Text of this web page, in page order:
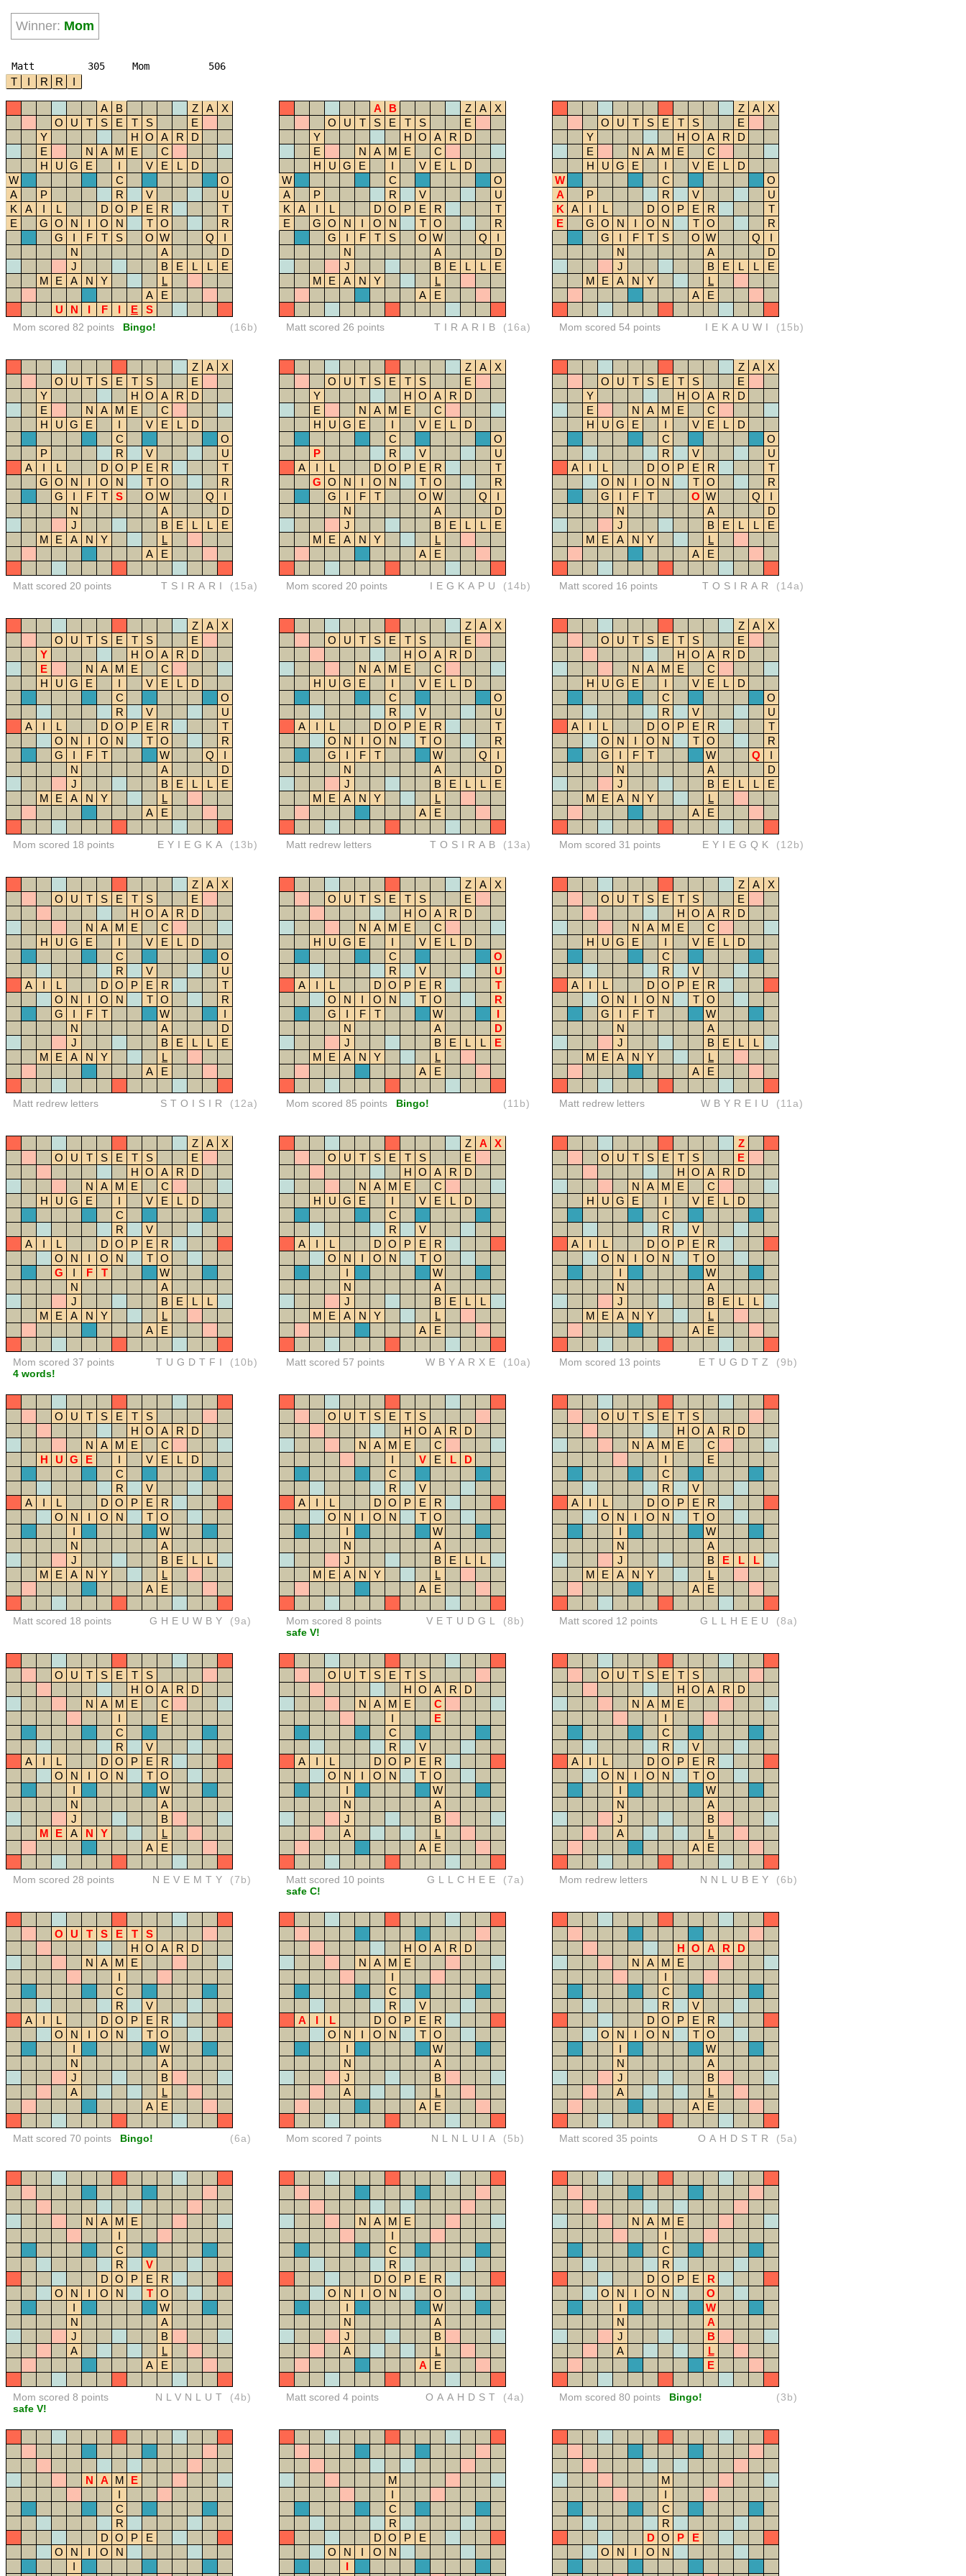
Winner: Mom
Matt 305
T I R R I
Mom 506
A B Z A
X
O
U T S E T S
E
Y
H O A R
D
E
N A M E
C
H
U G E I V E L
D
W
C
O
A
P R V
U
K
A I L D O P E R
T
E
G O N I O N T O
R
G
I F T S O W Q
I
N
A
D
J
B E L L
E
M
E A N Y
L
A
E
U
N I F I E S
Mom scored 82 points Bingo! (16b)
A B Z A
X
O
U T S E T S
E
Y
H O A R
D
E
N A M E
C
H
U G E I V E L
D
W
C
O
A
P R V
U
K
A I L D O P E R
T
E
G O N I O N T O
R
G
I F T S O W Q
I
N
A
D
J
B E L L
E
M
E A N Y
L
A
E
Matt scored 26 points TIRARIB (16a)
Z A
X
O
U T S E T S
E
Y
H O A R
D
E
N A M E
C
H
U G E I V E L
D
W
C
O
A
P R V
U
K
A I L D O P E R
T
E
G O N I O N T O
R
G
I F T S O W Q
I
N
A
D
J
B E L L
E
M
E A N Y
L
A
E
Mom scored 54 points IEKAUWI (15b)
Z A
X
O
U T S E T S
E
Y
H O A R
D
E
N A M E
C
H
U G E I V E L
D
C
O
P
R V
U
A
I L D O P E R
T
G O N I O N T O
R
G
I F T S O W Q
I
N
A
D
J
B E L L
E
M
E A N Y
L
A
E
Matt scored 20 points TSIRARI (15a)
Z A
X
O
U T S E T S
E
Y
H O A R
D
E
N A M E
C
H
U G E I V E L
D
C
O
P
R V
U
A
I L D O P E R
T
G O N I O N T O
R
G
I F T O W Q
I
N
A
D
J
B E L L
E
M
E A N Y
L
A
E
Mom scored 20 points IEGKAPU (14b)
Z A
X
O
U T S E T S
E
Y
H O A R
D
E
N A M E
C
H
U G E I V E L
D
C
O
R
V
U
A
I L D O P E R
T
O
N I O N T O
R
G
I F T O W Q
I
N
A
D
J
B E L L
E
M
E A N Y
L
A
E
Matt scored 16 points TOSIRAR (14a)
Z A
X
O
U T S E T S
E
Y
H O A R
D
E
N A M E
C
H
U G E I V E L
D
C
O
R
V
U
A
I L D O P E R
T
O
N I O N T O
R
G
I F T W Q
I
N
A
D
J
B E L L
E
M
E A N Y
L
A
E
Mom scored 18 points EYIEGKA (13b)
Z A
X
O
U T S E T S
E
H O A R
D
N
A M E
C
H
U G E I V E L
D
C
O
R
V
U
A
I L D O P E R
T
O
N I O N T O
R
G
I F T W Q
I
N
A
D
J
B E L L
E
M
E A N Y
L
A
E
Matt redrew letters TOSIRAB (13a)
Z A
X
O
U T S E T S
E
H O A R
D
N
A M E
C
H
U G E I V E L
D
C
O
R
V
U
A
I L D O P E R
T
O
N I O N T O
R
G
I F T W Q
I
N
A
D
J
B E L L
E
M
E A N Y
L
A
E
Mom scored 31 points EYIEGQK (12b)
Z A
X
O
U T S E T S
E
H O A R
D
N
A M E
C
H
U G E I V E L
D
C
O
R
V
U
A
I L D O P E R
T
O
N I O N T O
R
G
I F T W
I
N
A
D
J
B E L L
E
M
E A N Y
L
A
E
Matt redrew letters STOISIR (12a)
Z A
X
O
U T S E T S
E
H O A R
D
N
A M E
C
H
U G E I V E L
D
C
O
R
V
U
A
I L D O P E R
T
O
N I O N T O
R
G
I F T W
I
N
A
D
J
B E L L
E
M
E A N Y
L
A
E
Mom scored 85 points Bingo! (11b)
Z A
X
O
U T S E T S
E
H O A R
D
N
A M E
C
H
U G E I V E L
D
C
R
V
A
I L D O P E
R
O
N I O N T
O
G
I F T
W
N
A
J
B E L
L
M
E A N Y
L
A
E
Matt redrew letters WBYREIU (11a)
Z A
X
O
U T S E T S
E
H O A R
D
N
A M E
C
H
U G E I V E L
D
C
R
V
A
I L D O P E
R
O
N I O N T
O
G
I F T
W
N
A
J
B E L
L
M
E A N Y
L
A
E
Mom scored 37 points
4 words!
TUGDTFI (10b)
Z A
X
O
U T S E T S
E
H O A R
D
N
A M E
C
H
U G E I V E L
D
C
R
V
A
I L D O P E
R
O
N I O N T
O
I
W
N
A
J
B E L
L
M
E A N Y
L
A
E
Matt scored 57 points WBYARXE (10a)
Z
O
U T S E T S
E
H O A R
D
N
A M E
C
H
U G E I V E L
D
C
R
V
A
I L D O P E
R
O
N I O N T
O
I
W
N
A
J
B E L
L
M
E A N Y
L
A
E
Mom scored 13 points ETUGDTZ (9b)
O U T S E T
S
H O A R
D
N
A M E
C
H
U G E I V E L
D
C
R
V
A
I L D O P E
R
O
N I O N T
O
I
W
N
A
J
B E L
L
M
E A N Y
L
A
E
Matt scored 18 points GHEUWBY (9a)
O U T S E T
S
H O A R
D
N
A M E
C
I
V E L
D
C
R
V
A
I L D O P E
R
O
N I O N T
O
I
W
N
A
J
B E L
L
M
E A N Y
L
A
E
Mom scored 8 points
safe V!
VETUDGL (8b)
O U T S E T
S
H O A R
D
N
A M E
C
I
E
C
R
V
A
I L D O P E
R
O
N I O N T
O
I
W
N
A
J
B E L
L
M
E A N Y
L
A
E
Matt scored 12 points GLLHEEU (8a)
O U T S E T
S
H O A R
D
N
A M E
C
I
E
C
R
V
A
I L D O P E
R
O
N I O N T
O
I
W
N
A
J
B
M
E A N Y
L
A
E
Mom scored 28 points NEVEMTY (7b)
O U T S E T
S
H O A R
D
N
A M E
C
I
E
C
R
V
A
I L D O P E
R
O
N I O N T
O
I
W
N
A
J
B
A
L
A
E
Matt scored 10 points
safe C!
GLLCHEE (7a)
O U T S E T
S
H O A R
D
N
A M
E
I
C
R
V
A
I L D O P E
R
O
N I O N T
O
I
W
N
A
J
B
A
L
A
E
Mom redrew letters NNLUBEY (6b)
O U T S E T
S
H O A R
D
N
A M
E
I
C
R
V
A
I L D O P E
R
O
N I O N T
O
I
W
N
A
J
B
A
L
A
E
Matt scored 70 points Bingo! (6a)
H O A R
D
N
A M
E
I
C
R
V
A
I L D O P E
R
O
N I O N T
O
I
W
N
A
J
B
A
L
A
E
Mom scored 7 points NLNLUIA (5b)
H O A R
D
N
A M
E
I
C
R
V
D O P E
R
O
N I O N T
O
I
W
N
A
J
B
A
L
A
E
Matt scored 35 points OAHDSTR (5a)
N A M
E
I
C
R
V
D O P E
R
O
N I O N T
O
I
W
N
A
J
B
A
L
A
E
Mom scored 8 points
safe V!
NLVNLUT (4b)
N A M
E
I
C
R
D O P E
R
O
N I O N
O
I
W
N
A
J
B
A
L
A
E
Matt scored 4 points OAAHDST (4a)
N A M
E
I
C
R
D O P E
R
O
N I O N
O
I
W
N
A
J
B
A
L
E
Mom scored 80 points Bingo! (3b)
N A M
E
I
C
R
D O P
E
O
N I O
N
I
M
I
C
R
D O P
E
O
N I O
N
I
M
I
C
R
D O P
E
O
N I O N